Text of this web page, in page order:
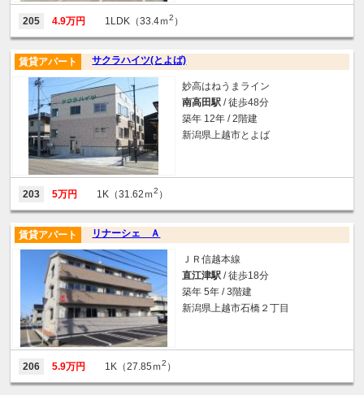
205 4.9万円 1LDK（33.4ｍ2 ）
サクラハイツ(とよば)
賃貸アパート
妙高はねうまライン
南高田駅 / 徒歩48分
築年 12年 / 2階建
新潟県上越市とよば
203 5万円 1K（31.62ｍ2 ）
リナーシェ Ａ
賃貸アパート
ＪＲ信越本線
直江津駅 / 徒歩18分
築年 5年 / 3階建
新潟県上越市石橋２丁目
206 5.9万円 1K（27.85ｍ2 ）